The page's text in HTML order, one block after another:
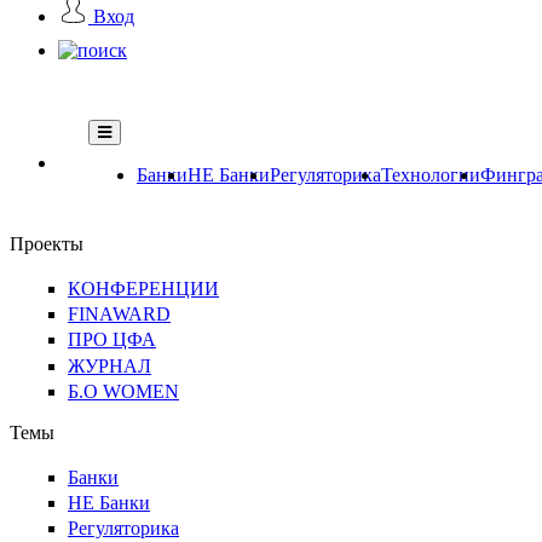
Вход
БанкиНЕ БанкиРегуляторикаТехнологии
Проекты
КОНФЕРЕНЦИИ
FINAWARD
ПРО ЦФА
ЖУРНАЛ
Б.О WOMEN
Темы
Банки
НЕ Банки
Регуляторика